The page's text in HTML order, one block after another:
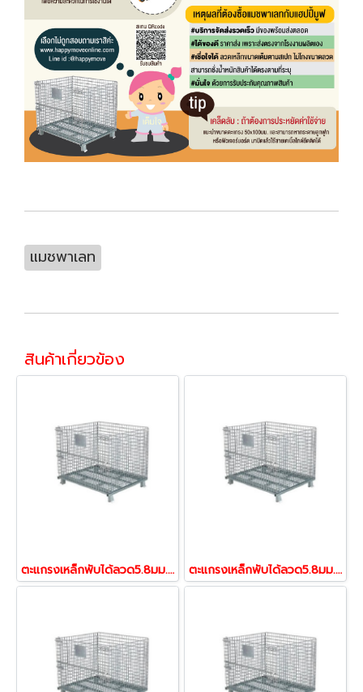
แมชพาเลท
สินค้าเกี่ยวข้อง
ตะแกรงเหล็กพับได้ลวด5.8มม.ขนาด600x800x65cm.500kg.50x100มม. แมชพาเลท ตะกร้าเก็บของ/เคลื่อนย้ายได้/วางทับได้ ชั้นวางสินค้า / ตะแกรงเหล็กกรงแมว รถเข็นเหล็กตะแกงพับได้ พาเล็ตตาแกรง pallet mesh แมชพาเลท Mesh pallet พร้อมส่งจากไทย ตะแกรงเหล็กพับได้ลวด5.8มม.ขนาด100x120x90cm1000kg.50x100มม. แมชพาเลท ตะกร้าเก็บของ/เคลื่อนย้ายได้/วางทับได้ ชั้นวางสินค้า / ตะแกรงเหล็กกรงแมว รถเข็นเหล็กตะแกงพับได้ พาเล็ตตาแกรง pallet mesh พร้อมส่งจากไทย